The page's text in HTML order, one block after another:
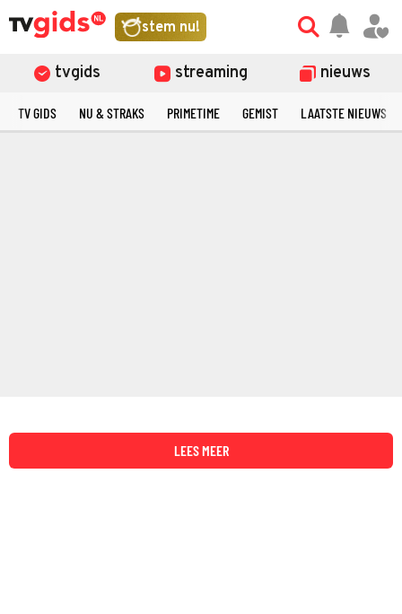
stem nu!
tvgids streaming nieuws
TV GIDS NU & STRAKS PRIMETIME GEMIST LAATSTE NIEUWS
LEES MEER